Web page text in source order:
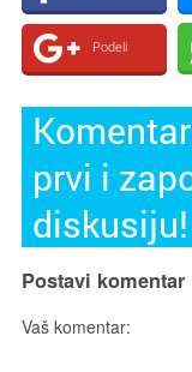
Podeli
prvi i
diskusiju!
Postavi komentar
Vaš komentar: